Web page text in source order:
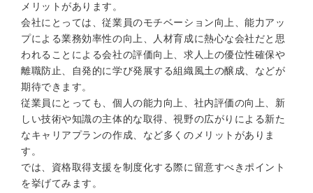
メリットがあります。
会社にとっては、従業員のモチベーション向上、能力アッ
プによる業務効率性の向上、人材育成に熱心な会社だと思
われることによる会社の評価向上、求人上の優位性確保や
離職防止、自発的に学び発展する組織風土の醸成、などが
期待できます。
従業員にとっても、個人の能力向上、社内評価の向上、新
しい技術や知識の主体的な取得、視野の広がりによる新た
なキャリアプランの作成、など多くのメリットがありま
す。
では、資格取得支援を制度化する際に留意すべきポイント
を挙げてみます。